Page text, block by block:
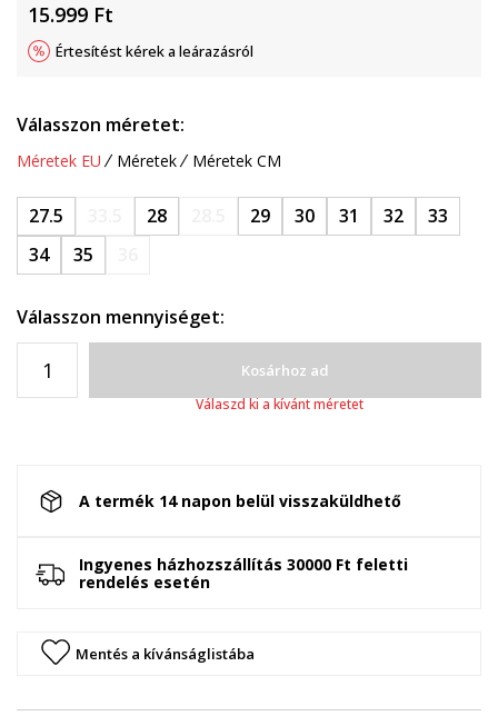
15.999 Ft
Értesítést kérek a leárazásról
Válasszon méretet:
Méretek EU Méretek Méretek CM
27.5 28 29 30 31 32
33
34
35
Válasszon mennyiséget:
Kosárhoz ad
Válaszd ki a kívánt méretet
A termék 14 napon belül visszaküldhető
Ingyenes házhozszállítás 30000 Ft feletti
rendelés esetén
Mentés a kívánságlistába